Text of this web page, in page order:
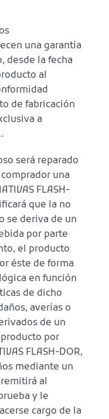
una garantía
desde la fecha
al
de fabricación
a
será reparado
una
FLASH-
que la no
se deriva de un
por parte
el producto
éste de forma
en función
de dicho
averías o
de un
por
FLASH-DOR,
mediante un
al
y le
cargo de la